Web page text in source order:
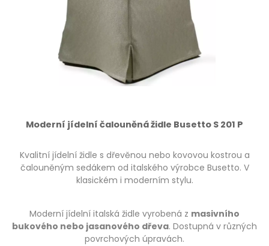
Moderní jídelní čalouněná židle Busetto S 201 P
Kvalitní jídelní židle s dřevěnou nebo kovovou kostrou a
čalouněným sedákem od italského výrobce Busetto. V
klasickém i moderním stylu.
Moderní jídelní italská židle vyrobená z masivního
bukového nebo jasanového dřeva. Dostupná v různých
povrchových úpravách.